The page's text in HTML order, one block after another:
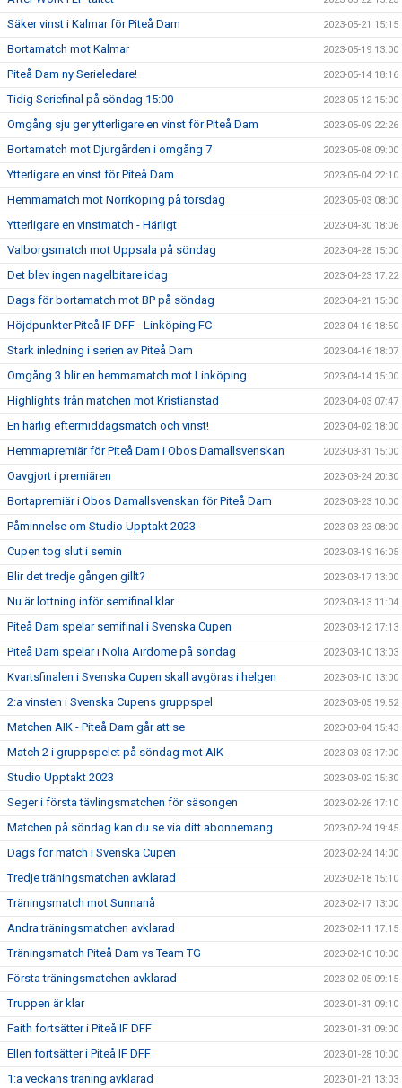
Säker vinst i Kalmar för Piteå Dam 2023-05-21 15:15
Bortamatch mot Kalmar 2023-05-19 13:00
Piteå Dam ny Serieledare! 2023-05-14 18:16
Tidig Seriefinal på söndag 15:00 2023-05-12 15:00
Omgång sju ger ytterligare en vinst för Piteå Dam 2023-05-09 22:26
Bortamatch mot Djurgården i omgång 7 2023-05-08 09:00
Ytterligare en vinst för Piteå Dam 2023-05-04 22:10
Hemmamatch mot Norrköping på torsdag 2023-05-03 08:00
Ytterligare en vinstmatch - Härligt 2023-04-30 18:06
Valborgsmatch mot Uppsala på söndag 2023-04-28 15:00
Det blev ingen nagelbitare idag 2023-04-23 17:22
Dags för bortamatch mot BP på söndag 2023-04-21 15:00
Höjdpunkter Piteå IF DFF - Linköping FC 2023-04-16 18:50
Stark inledning i serien av Piteå Dam 2023-04-16 18:07
Omgång 3 blir en hemmamatch mot Linköping 2023-04-14 15:00
Highlights från matchen mot Kristianstad 2023-04-03 07:47
En härlig eftermiddagsmatch och vinst! 2023-04-02 18:00
Hemmapremiär för Piteå Dam i Obos Damallsvenskan 2023-03-31 15:00
Oavgjort i premiären 2023-03-24 20:30
Bortapremiär i Obos Damallsvenskan för Piteå Dam 2023-03-23 10:00
Påminnelse om Studio Upptakt 2023 2023-03-23 08:00
Cupen tog slut i semin 2023-03-19 16:05
Blir det tredje gången gillt? 2023-03-17 13:00
Nu är lottning inför semifinal klar 2023-03-13 11:04
Piteå Dam spelar semifinal i Svenska Cupen 2023-03-12 17:13
Piteå Dam spelar i Nolia Airdome på söndag 2023-03-10 13:03
Kvartsfinalen i Svenska Cupen skall avgöras i helgen 2023-03-10 13:00
2:a vinsten i Svenska Cupens gruppspel 2023-03-05 19:52
Matchen AIK - Piteå Dam går att se 2023-03-04 15:43
Match 2 i gruppspelet på söndag mot AIK 2023-03-03 17:00
Studio Upptakt 2023 2023-03-02 15:30
Seger i första tävlingsmatchen för säsongen 2023-02-26 17:10
Matchen på söndag kan du se via ditt abonnemang 2023-02-24 19:45
Dags för match i Svenska Cupen 2023-02-24 14:00
Tredje träningsmatchen avklarad 2023-02-18 15:10
Träningsmatch mot Sunnanå 2023-02-17 13:00
Andra träningsmatchen avklarad 2023-02-11 17:15
Träningsmatch Piteå Dam vs Team TG 2023-02-10 10:00
Första träningsmatchen avklarad 2023-02-05 09:15
Truppen är klar 2023-01-31 09:10
Faith fortsätter i Piteå IF DFF 2023-01-31 09:00
Ellen fortsätter i Piteå IF DFF 2023-01-28 10:00
1:a veckans träning avklarad 2023-01-21 13:03